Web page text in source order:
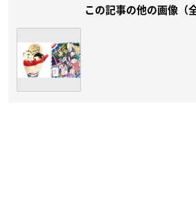
この記事の他の画像（